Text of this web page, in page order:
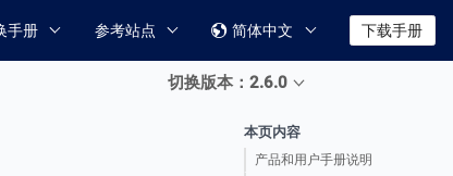
手册 参考站点  简体中文 下载手册
切换版本：2.6.0
本页内容
产品和用户手册说明